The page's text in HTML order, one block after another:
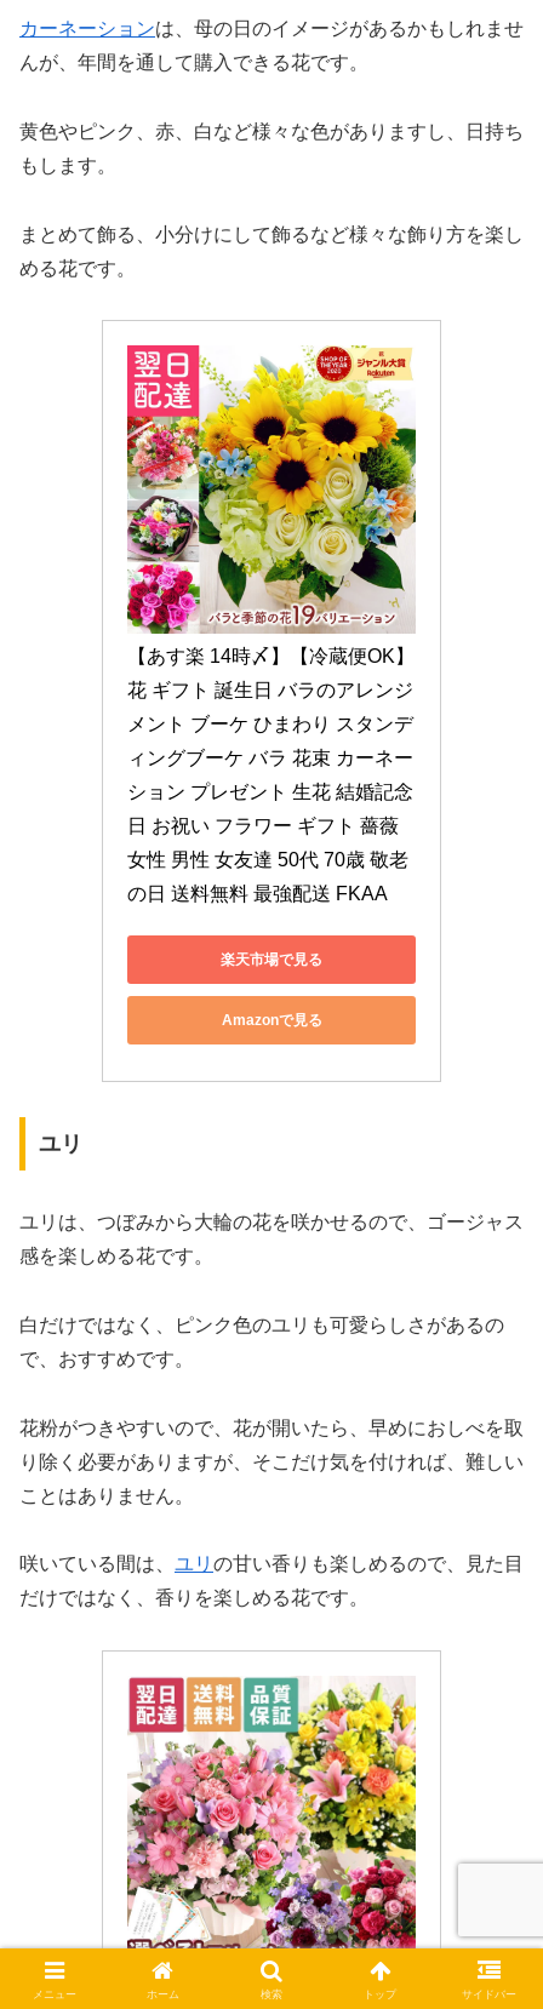
カーネーションは、母の日のイメージがあるかもしれませ
んが、年間を通して購入できる花です。
黄色やピンク、赤、白など様々な色がありますし、日持ち
もします。
まとめて飾る、小分けにして飾るなど様々な飾り方を楽し
める花です。
【あす楽 14時〆】【冷蔵便OK】
花 ギフト 誕生日 バラのアレンジ
メント ブーケ ひまわり スタンデ
ィングブーケ バラ 花束 カーネー
ション プレゼント 生花 結婚記念
日 お祝い フラワー ギフト 薔薇
女性 男性 女友達 50代 70歳 敬老
の日 送料無料 最強配送 FKAA
楽天市場で見る
Amazonで見る
ユリ
ユリは、つぼみから大輪の花を咲かせるので、ゴージャス
感を楽しめる花です。
白だけではなく、ピンク色のユリも可愛らしさがあるの
で、おすすめです。
花粉がつきやすいので、花が開いたら、早めにおしべを取
り除く必要がありますが、そこだけ気を付ければ、難しい
ことはありません。
咲いている間は、 ユリ の甘い香りも楽しめるので、見た目
だけではなく、香りを楽しめる花です。
【クーポンで100円OFF】花 誕
メニュー ホーム 検索 トップ サイドバー